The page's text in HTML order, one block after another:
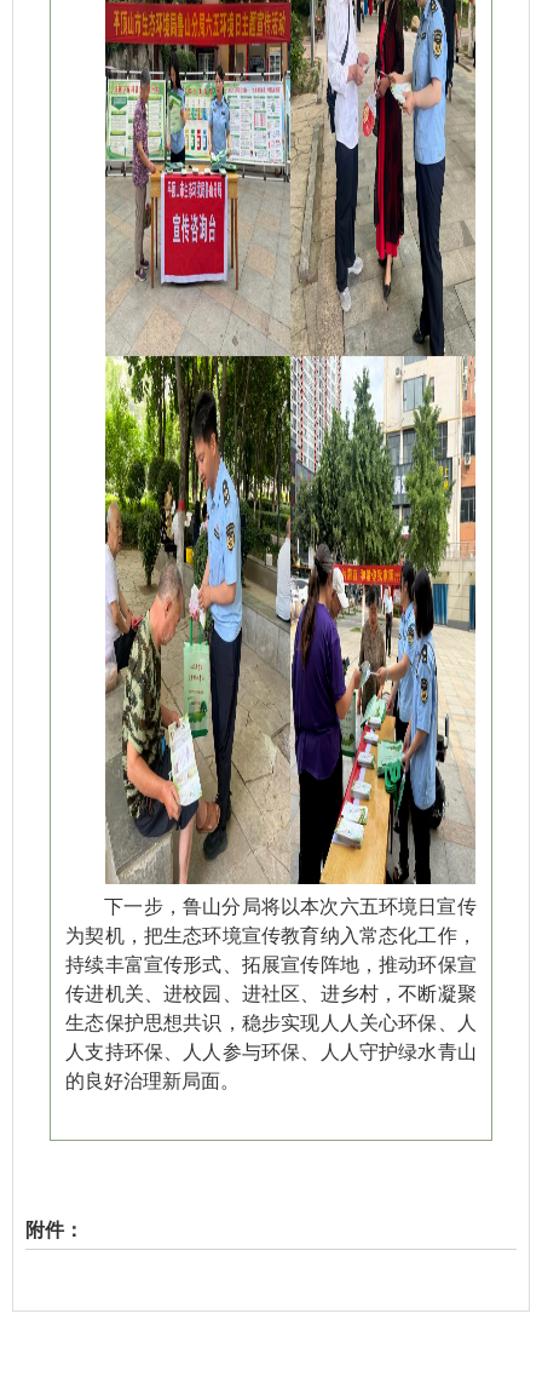
下一步，鲁山分局将以本次六五环境日宣传
为契机，把生态环境宣传教育纳入常态化工作，
持续丰富宣传形式、拓展宣传阵地，推动环保宣
传进机关、进校园、进社区、进乡村，不断凝聚
生态保护思想共识，稳步实现人人关心环保、人
人支持环保、人人参与环保、人人守护绿水青山
的良好治理新局面。
附件：